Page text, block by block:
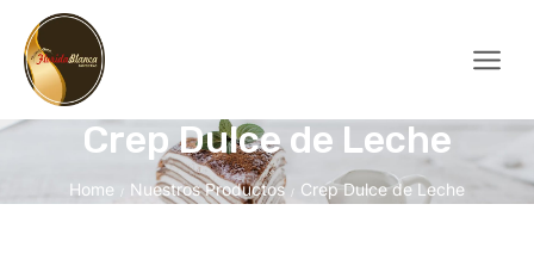
Crep Dulce de Leche
Home Nuestros Productos / Crep Dulce de Leche